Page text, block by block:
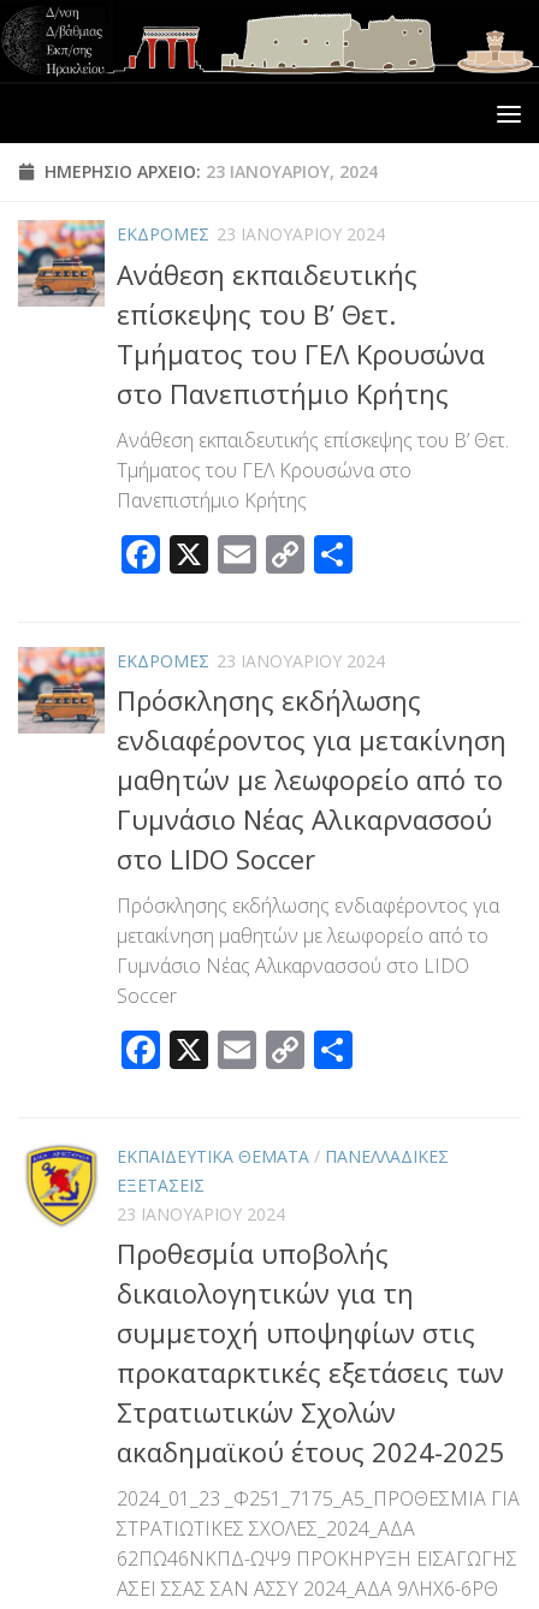
ΗΜΕΡΉΣΙΟ ΑΡΧΕΊΟ: 23 ΙΑΝΟΥΑΡΊΟΥ, 2024
ΕΚΔΡΟΜΕΣ 23 ΙΑΝΟΥΑΡΊΟΥ 2024
Ανάθεση εκπαιδευτικής
επίσκεψης του Β’ Θετ.
Τμήματος του ΓΕΛ Κρουσώνα
στο Πανεπιστήμιο Κρήτης
Ανάθεση εκπαιδευτικής επίσκεψης του Β’ Θετ.
Τμήματος του ΓΕΛ Κρουσώνα στο
Πανεπιστήμιο Κρήτης
Facebook
X Email
Copy
ΕΚΔΡΟΜΕΣ 23 ΙΑΝΟΥΑΡΊΟΥ 2024
Πρόσκλησης εκδήλωσης
ενδιαφέροντος για μετακίνηση
μαθητών με λεωφορείο από το
Γυμνάσιο Νέας Αλικαρνασσού
στο LIDO Soccer
Πρόσκλησης εκδήλωσης ενδιαφέροντος για
μετακίνηση μαθητών με λεωφορείο από το
Γυμνάσιο Νέας Αλικαρνασσού στο LIDO
Soccer
Facebook
X Email
Copy
ΕΚΠΑΙΔΕΥΤΙΚΑ ΘΕΜΑΤΑ / ΠΑΝΕΛΛΑΔΙΚΕΣ
ΕΞΕΤΑΣΕΙΣ
23 ΙΑΝΟΥΑΡΊΟΥ 2024
Προθεσμία υποβολής
δικαιολογητικών για τη
συμμετοχή υποψηφίων στις
προκαταρκτικές εξετάσεις των
Στρατιωτικών Σχολών
ακαδημαϊκού έτους 2024-2025
2024_01_23 _Φ251_7175_Α5_ΠΡΟΘΕΣΜΙΑ ΓΙΑ
ΣΤΡΑΤΙΩΤΙΚΕΣ ΣΧΟΛΕΣ_2024_ΑΔΑ
62ΠΩ46ΝΚΠΔ-ΩΨ9 ΠΡΟΚΗΡΥΞΗ ΕΙΣΑΓΩΓΗΣ
ΑΣΕΙ ΣΣΑΣ ΣΑΝ ΑΣΣΥ 2024_ΑΔΑ 9ΛΗΧ6-6ΡΘ